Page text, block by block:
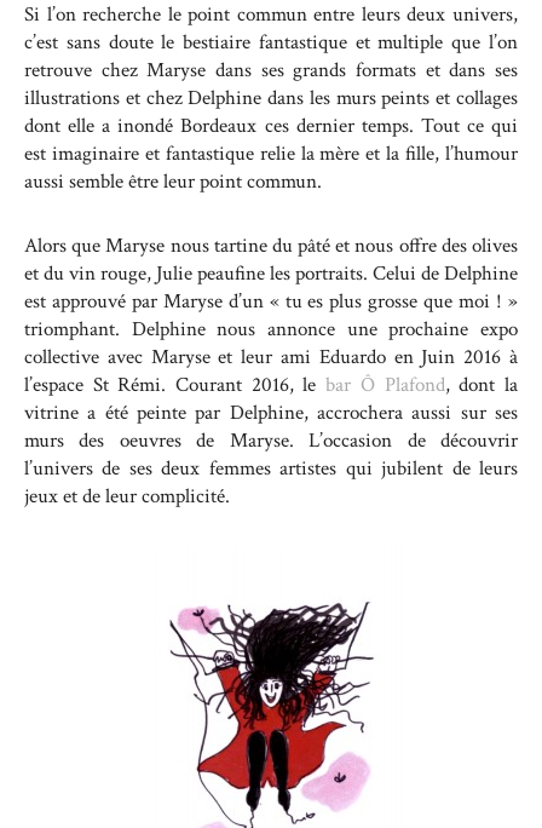
Si l’on recherche le point commun entre leurs deux univers,
c’est sans doute le bestiaire fantastique et multiple que l’on
retrouve chez Maryse dans ses grands formats et dans ses
illustrations et chez Delphine dans les murs peints et collages
dont elle a inondé Bordeaux ces dernier temps. Tout ce qui
est imaginaire et fantastique relie la mère et la fille, l’humour
aussi semble être leur point commun.
Alors que Maryse nous tartine du pâté et nous offre des olives
et du vin rouge, Julie peaufine les portraits. Celui de Delphine
est approuvé par Maryse d’un « tu es plus grosse que moi ! »
triomphant. Delphine nous annonce une prochaine expo
collective avec Maryse et leur ami Eduardo en Juin 2016 à
l’espace St Rémi. Courant 2016, lebar Ô Plafond, dont la
vitrine a été peinte par Delphine, accrochera aussi sur ses
murs des oeuvres de Maryse. L’occasion de découvrir
l’univers de ses deux femmes artistes qui jubilent de leurs
jeux et de leur complicité.